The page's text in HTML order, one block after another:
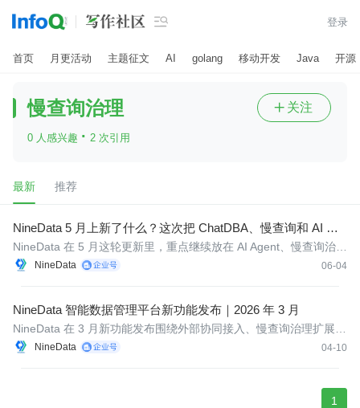
 登录
首页 月更活动 主题征文 AI golang 移动开发 Java 开源
慢查询治理
0 人感兴趣 · 2 次引用
 关注
最新 推荐
NineData 5 月上新了什么？这次把 ChatDBA、慢查询和 AI 能
力都补
NineData 06-04
NineData 在 5 月这轮更新里，重点继续放在 AI Agent、慢查询治
理、OpenAPI 开放能力、SQL智能优化和数据源适配上。本月一共
NineData 智能数据管理平台新功能发布｜2026 年 3 月
NineData 04-10
NineData 在 3 月新功能发布围绕外部协同接入、慢查询治理扩展、
数据库 DevOps 能力增强以及 数据复制性能与稳定性提升持续迭
1